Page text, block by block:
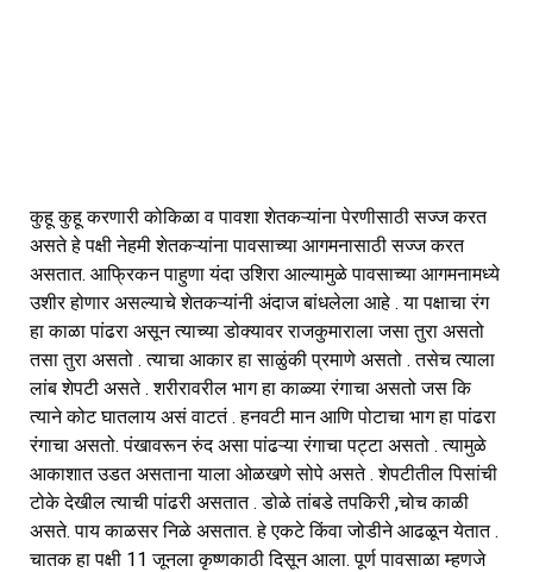
कुहू कुहू करणारी कोकिळा व पावशा शेतकऱ्यांना पेरणीसाठी सज्ज करत
असते हे पक्षी नेहमी शेतकऱ्यांना पावसाच्या आगमनासाठी सज्ज करत
असतात. आफ्रिकन पाहुणा यंदा उशिरा आल्यामुळे पावसाच्या आगमनामध्ये
उशीर होणार असल्याचे शेतकऱ्यांनी अंदाज बांधलेला आहे . या पक्षाचा रंग
हा काळा पांढरा असून त्याच्या डोक्यावर राजकुमाराला जसा तुरा असतो
तसा तुरा असतो . त्याचा आकार हा साळुंकी प्रमाणे असतो . तसेच त्याला
लांब शेपटी असते . शरीरावरील भाग हा काळ्या रंगाचा असतो जस कि
त्याने कोट घातलाय असं वाटतं . हनवटी मान आणि पोटाचा भाग हा पांढरा
रंगाचा असतो. पंखावरून रुंद असा पांढऱ्या रंगाचा पट्टा असतो . त्यामुळे
आकाशात उडत असताना याला ओळखणे सोपे असते . शेपटीतील पिसांची
टोके देखील त्याची पांढरी असतात . डोळे तांबडे तपकिरी ,चोच काळी
असते. पाय काळसर निळे असतात. हे एकटे किंवा जोडीने आढळून येतात .
चातक हा पक्षी 11 जूनला कृष्णकाठी दिसून आला. पूर्ण पावसाळा म्हणजे